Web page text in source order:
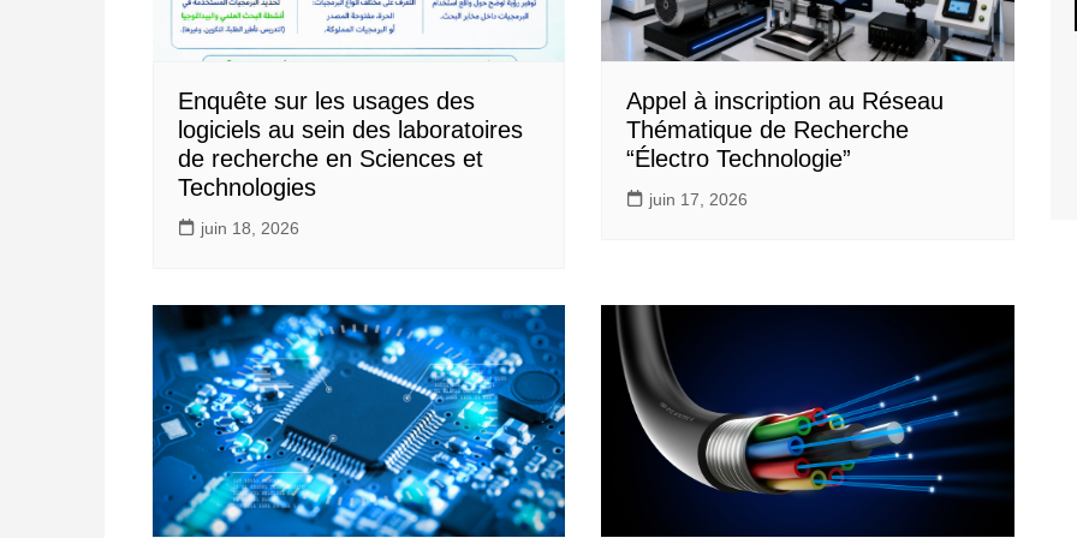
Enquête sur les usages des
logiciels au sein des laboratoires
de recherche en Sciences et
Technologies
juin 18, 2026
Appel à inscription au Réseau
Thématique de Recherche
“Électro Technologie”
juin 17, 2026